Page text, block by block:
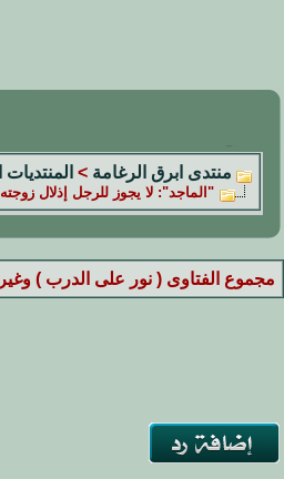
منتدى ابرق الرغامة > المنتديات
"الماجد": لا يجوز للرجل إذلال
مجموع الفتاوى ( نور على الدرب )